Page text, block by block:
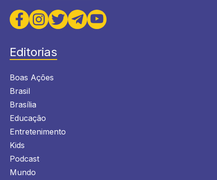
Editorias
Boas Ações
Brasil
Brasília
Educação
Entretenimento
Kids
Podcast
Mundo